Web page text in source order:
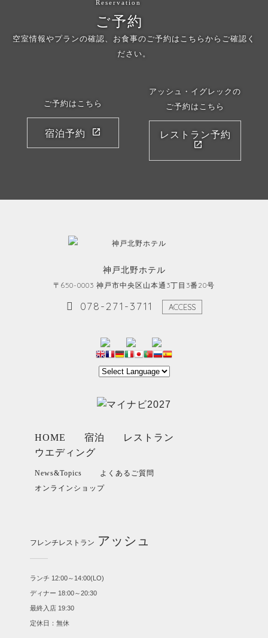
ご予約
Reservation
空室情報やプランの確認、お食事のご予約はこちらからご確認く
ださい。
ご予約はこちら
宿泊予約
アッシュ・イグレックの
ご予約はこちら
レストラン予約
神戸北野ホテル
〒650-0003 神戸市中央区山本通3丁目3番20号
078-271-3711 ACCESS
HOME 宿泊
レストラン
ウエディング
News&Topics
よくあるご質問
オンラインショップ
フレンチレストラン アッシュ
ランチ 12:00～14:00(LO)
ディナー 18:00～20:30
最終入店 19:30
定休日：無休